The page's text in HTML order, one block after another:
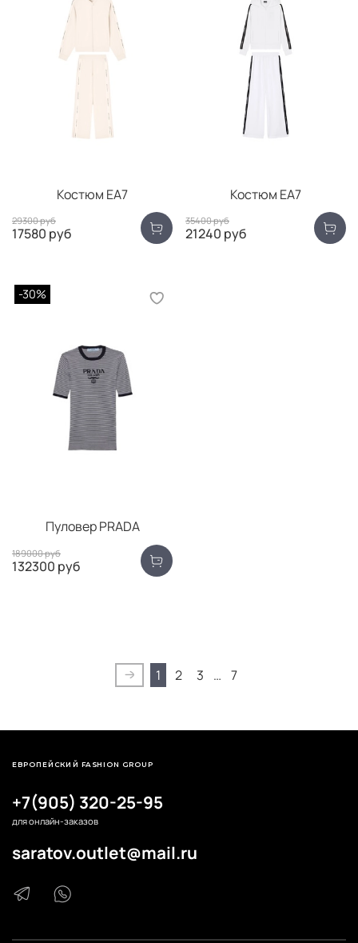
Костюм EA7
29300 руб
17580 руб
Костюм EA7
35400 руб
21240 руб
-30%
Пуловер PRADA
189000 руб
132300 руб
1 2 3 … 7
+7(905) 320-25-95
для онлайн-заказов
saratov.outlet@mail.ru
ЕВРОПЕЙСКИЙ FASHION GROUP